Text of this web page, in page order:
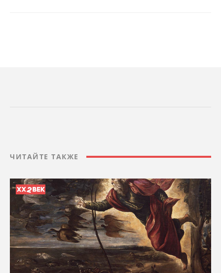
ЧИТАЙТЕ ТАКЖЕ